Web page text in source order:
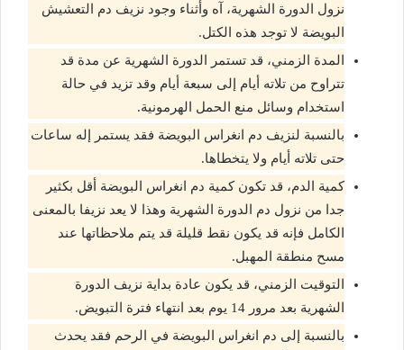
نزول الدورة الشهرية، آه وأثناء وجود نزيف دم التعشيش
البويضة لا توجد هذه الكتل.
المدة الزمني، قد تستمر الدورة الشهرية عن مدة قد
تتراوح من تلاته أيام إلى سبعة أيام وقد تزيد في حالة
استخدام وسائل منع الحمل الهرمونية.
بالنسبة لنزيف دم انغراس البويضة فقد يستمر إله ساعات
حتى تلاته أيام ولا يتخطاها.
كمية الدم، قد تكون كمية دم انغراس البويضة أقل بكثير
جدا من نزول دم الدورة الشهرية وهذا لا يعد نزيفا بالمعنى
الكامل فإنه قد يكون نقط قليلة قد يتم ملاحظاتها عند
مسح منطقة المهبل.
التوقيت الزمني، قد يكون عادة بداية نزيف الدورة
الشهرية بعد مرور 14 يوم بعد انتهاء فترة التبويض.
بالنسبة إلى دم انغراس البويضة في الرحم فقد يحدث